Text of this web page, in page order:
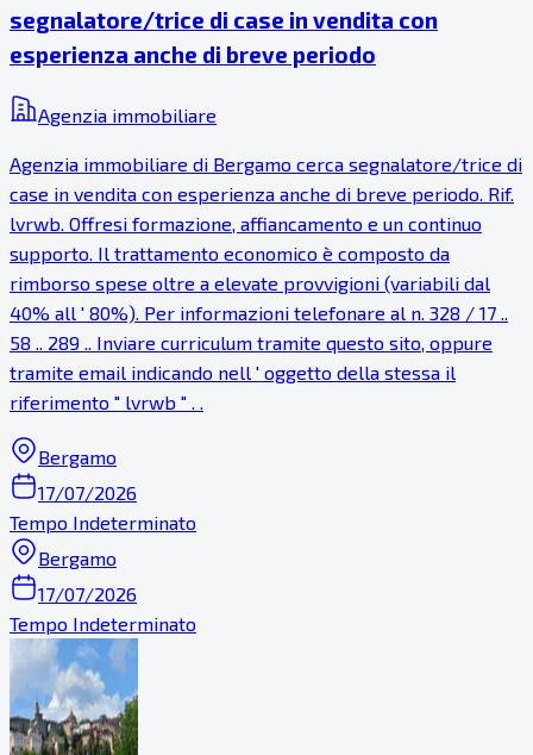
segnalatore/trice di case in vendita con
esperienza anche di breve periodo
Agenzia immobiliare
Agenzia immobiliare di Bergamo cerca segnalatore/trice di
case in vendita con esperienza anche di breve periodo. Rif.
lvrwb. Offresi formazione, affiancamento e un continuo
supporto. Il trattamento economico è composto da
rimborso spese oltre a elevate provvigioni (variabili dal
40% all ' 80%). Per informazioni telefonare al n. 328 / 17 ..
58 .. 289 .. Inviare curriculum tramite questo sito, oppure
tramite email indicando nell ' oggetto della stessa il
riferimento " lvrwb " . .
Bergamo
17/07/2026
Tempo Indeterminato
Bergamo
17/07/2026
Tempo Indeterminato